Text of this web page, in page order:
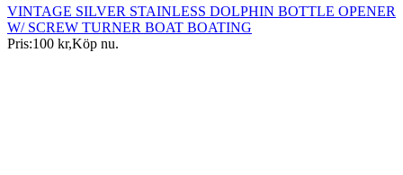
VINTAGE SILVER STAINLESS DOLPHIN BOTTLE OPENER
W/ SCREW TURNER BOAT BOATING
Pris:100 kr,Köp nu.